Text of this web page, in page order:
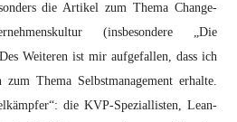
die Artikel zum Thema Change-
(insbesondere „Die
Weiteren ist mir aufgefallen, dass ich
Thema Selbstmanagement erhalte.
die KVP-Speziallisten, Lean-